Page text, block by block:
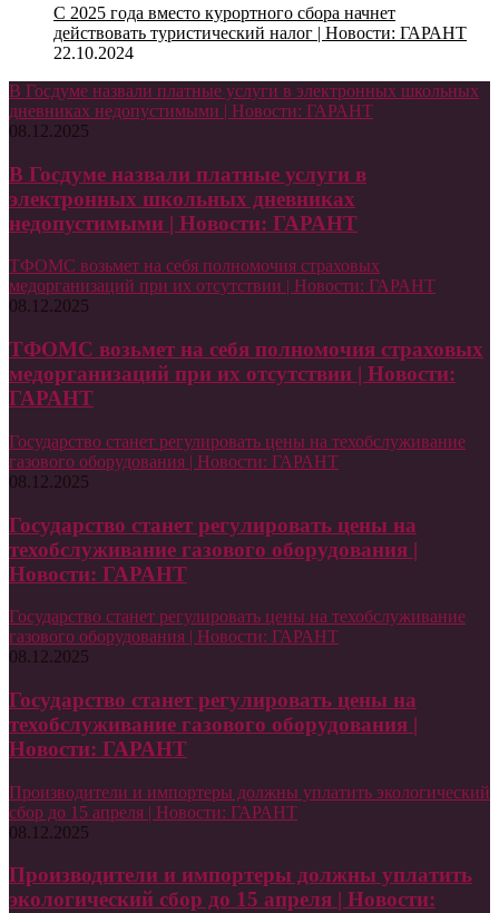
С 2025 года вместо курортного сбора начнет
действовать туристический налог | Новости: ГАРАНТ
22.10.2024
В Госдуме назвали платные услуги в электронных школьных
дневниках недопустимыми | Новости: ГАРАНТ
08.12.2025
В Госдуме назвали платные услуги в
электронных школьных дневниках
недопустимыми | Новости: ГАРАНТ
ТФОМС возьмет на себя полномочия страховых
медорганизаций при их отсутствии | Новости: ГАРАНТ
08.12.2025
ТФОМС возьмет на себя полномочия страховых
медорганизаций при их отсутствии | Новости:
ГАРАНТ
Государство станет регулировать цены на техобслуживание
газового оборудования | Новости: ГАРАНТ
08.12.2025
Государство станет регулировать цены на
техобслуживание газового оборудования |
Новости: ГАРАНТ
Государство станет регулировать цены на техобслуживание
газового оборудования | Новости: ГАРАНТ
08.12.2025
Государство станет регулировать цены на
техобслуживание газового оборудования |
Новости: ГАРАНТ
Производители и импортеры должны уплатить экологический
сбор до 15 апреля | Новости: ГАРАНТ
08.12.2025
Производители и импортеры должны уплатить
экологический сбор до 15 апреля | Новости: